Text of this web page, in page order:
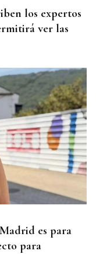
los expertos
ver las
es para
para